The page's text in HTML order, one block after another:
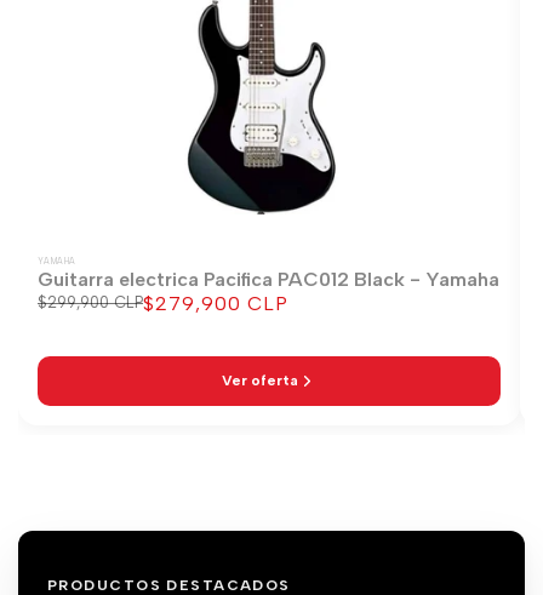
YAMAHA
Guitarra electrica Pacifica PAC012 Black - Yamaha
Precio
$299,900 CLPPrecio
$279,900 CLP
Ver oferta
PRODUCTOS DESTACADOS